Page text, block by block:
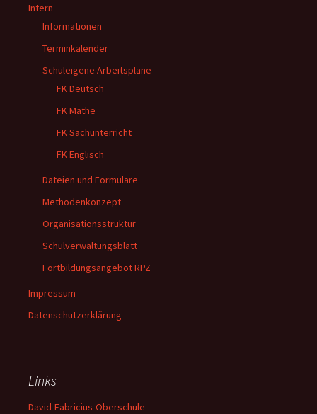
Intern
Informationen
Terminkalender
Schuleigene Arbeitspläne
FK Deutsch
FK Mathe
FK Sachunterricht
FK Englisch
Dateien und Formulare
Methodenkonzept
Organisationsstruktur
Schulverwaltungsblatt
Fortbildungsangebot RPZ
Impressum
Datenschutzerklärung
Links
David-Fabricius-Oberschule